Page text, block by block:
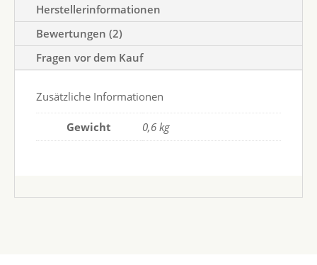
Herstellerinformationen
Bewertungen (2)
Fragen vor dem Kauf
Zusätzliche Informationen
Gewicht 0,6 kg